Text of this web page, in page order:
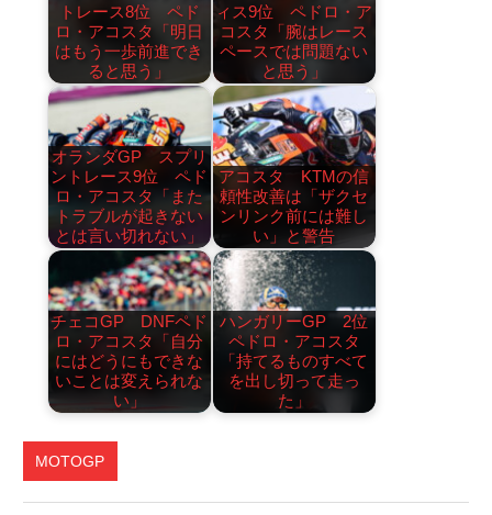
トレース8位 ペド
ロ・アコスタ「明日
はもう一歩前進でき
ると思う」
ィス9位 ペドロ・ア
コスタ「腕はレース
ペースでは問題ない
と思う」
オランダGP スプリ
ントレース9位 ペド
ロ・アコスタ「また
トラブルが起きない
とは言い切れない」
アコスタ KTMの信
頼性改善は「ザクセ
ンリンク前には難し
い」と警告
チェコGP DNFペド
ロ・アコスタ「自分
にはどうにもできな
いことは変えられな
い」
ハンガリーGP 2位
ペドロ・アコスタ
「持てるものすべて
を出し切って走っ
た」
MOTOGP